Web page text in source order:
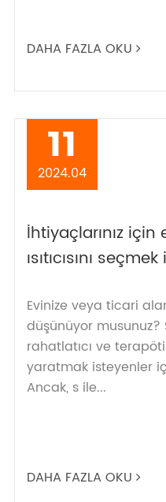
DAHA FAZLA OKU
11
2024.04
İhtiyaçlarınız
ısıtıcısını
Evinize veya ticari
düşünüyor musunuz?
rahatlatıcı ve
yaratmak isteyenler
Ancak, s ile...
DAHA FAZLA OKU